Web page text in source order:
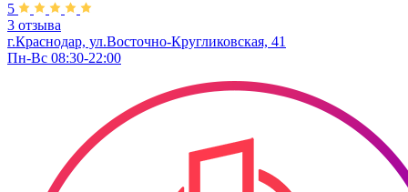
5
3 отзыва
г.Краснодар, ул.Восточно-Кругликовская, 41
Пн-Вс 08:30-22:00